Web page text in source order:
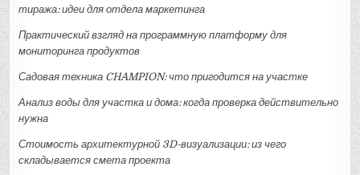
тиража: идеи для отдела маркетинга
Практический взгляд на программную платформу для
мониторинга продуктов
Садовая техника CHAMPION: что пригодится на участке
Анализ воды для участка и дома: когда проверка действительно
нужна
Стоимость архитектурной 3D-визуализации: из чего
складывается смета проекта